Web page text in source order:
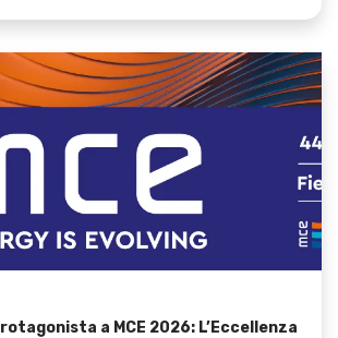
a MCE 2026: L’Eccellenza